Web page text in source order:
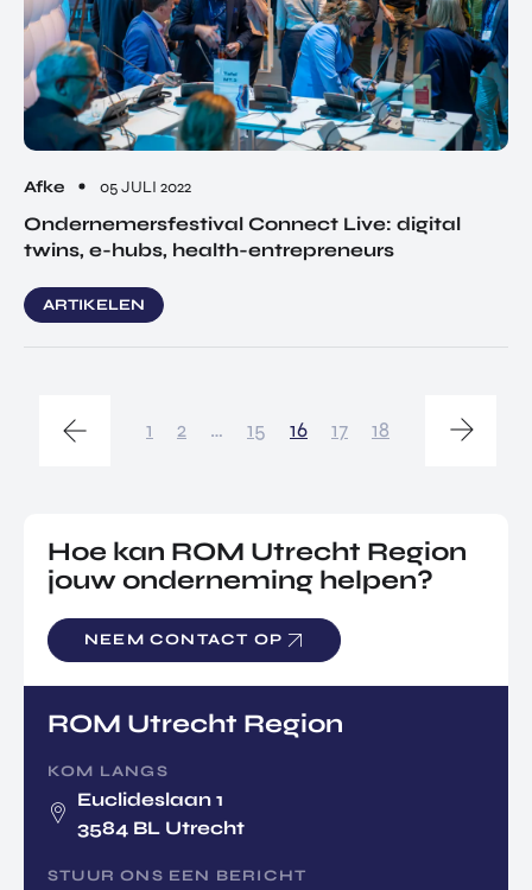
Afke 05 JULI 2022
Ondernemersfestival Connect Live: digital
twins, e-hubs, health-entrepreneurs
ARTIKELEN
1 2 … 15 16 17 18
Hoe kan ROM Utrecht Region
jouw onderneming helpen?
NEEM CONTACT OP
ROM Utrecht Region
KOM LANGS
Euclideslaan 1
3584 BL Utrecht
STUUR ONS EEN BERICHT